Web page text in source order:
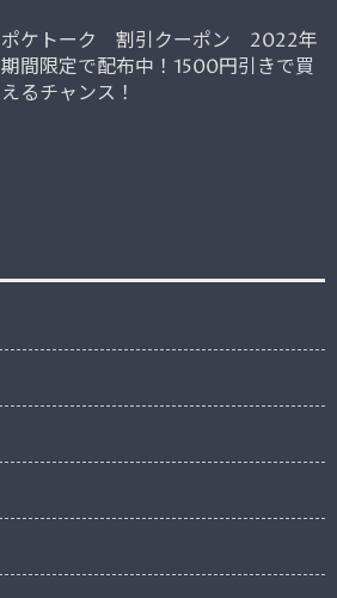
ポケトーク 割引クーポン 2022年
期間限定で配布中！1500円引きで買
えるチャンス！